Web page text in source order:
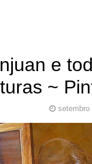
e
~
setembro